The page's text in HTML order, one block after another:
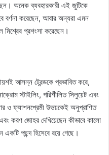
অনেক ব্যবহারকারী এই জুটিকে
বর্ণনা করেছেন, আবার অন্যরা এমন
মিশ্রের প্রশংসা করেছেন।
আসন্ন ট্রেন্ডকে প্রভাবিত করে,
স্টাইলিং, পরিশীলিত সিলুয়েট এবং
ও ফ্যাশনপ্রেমী উভয়কেই অনুপ্রাণিত
করণ জোহর দেখিয়েছেন কীভাবে কালো
পছন্দ হিসেবে রয়ে গেছে।